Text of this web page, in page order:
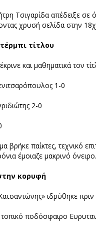
Τσιγαρίδα απέδειξε σε
χρυσή σελίδα στην
τίτλου
και μαθηματικά τον
1-0
2-0
βρήκε παίκτες, τεχνικό
έμοιαζε μακρινό όνειρο.
κορυφή
ιδρύθηκε πριν
ποδόσφαιρο